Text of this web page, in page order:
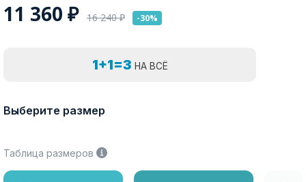
11 360 ₽ 16 240₽ -30%
1+1=3 НА ВСЁ
Выберите размер
Таблица размеров